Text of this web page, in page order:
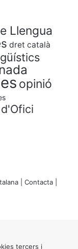
Llengua
dret català
opinió
| Contacta
tercers i